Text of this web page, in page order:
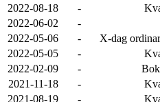
2022-08-18
-
2022-06-02
-
2022-05-06
-
X-dag
2022-05-05
-
2022-02-09
-
2021-11-18
-
2021-08-19
-